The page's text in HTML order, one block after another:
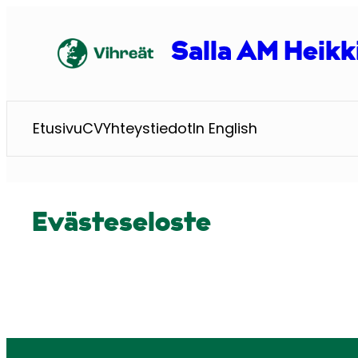
Salla AM
EtusivuCVYhteystiedotIn English
Evästeseloste